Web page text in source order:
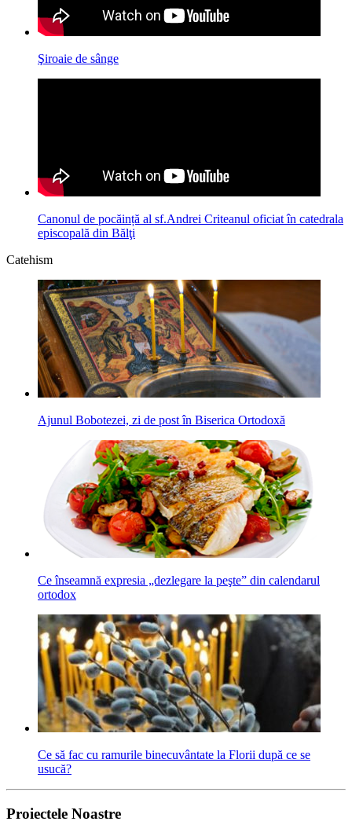
Şiroaie de sânge
Canonul de pocăință al sf.Andrei Criteanul oficiat în catedrala
episcopală din Bălţi
Catehism
Ajunul Bobotezei, zi de post în Biserica Ortodoxă
Ce înseamnă expresia „dezlegare la peşte” din calendarul
ortodox
Ce să fac cu ramurile binecuvântate la Florii după ce se
usucă?
Proiectele Noastre